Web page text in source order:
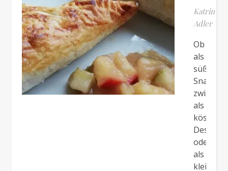
Katrin
Adler
Ob
als
süßer
Snack
als
Dessert
oder
als
kleiner